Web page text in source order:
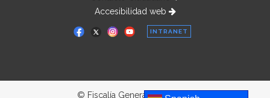
Accesibilidad web
INTRANET
© Fiscalía General del Estado